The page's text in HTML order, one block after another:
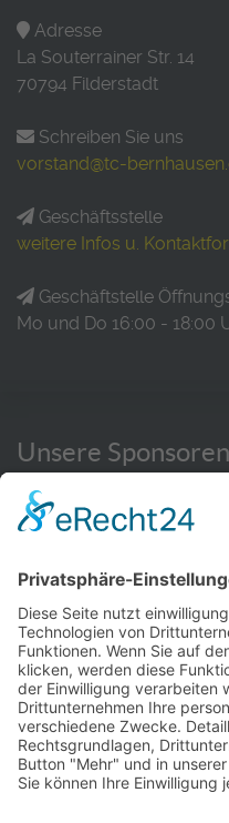
Adresse
La Souterrainer Str. 14
70794 Filderstadt
Schreiben Sie uns
vorstand@tc-
Geschäftsstelle
weitere Infos u.
Geschäftstelle
Mo und Do 16:00 - 18:00
Unsere Sponsoren
© TC Bernhausen e.V. 2016 -